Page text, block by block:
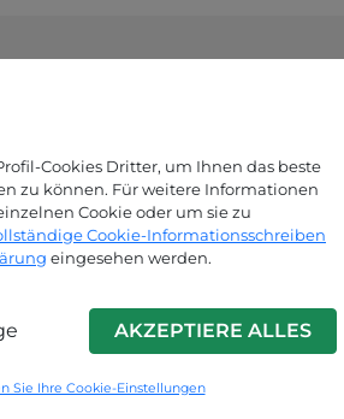
Cookies Dritter, um Ihnen das beste
zu können. Für weitere Informationen
Cookie oder um sie zu
Cookie-Informationsschreiben
eingesehen werden.
AKZEPTIERE ALLES
Sie Ihre Cookie-Einstellungen
Farben